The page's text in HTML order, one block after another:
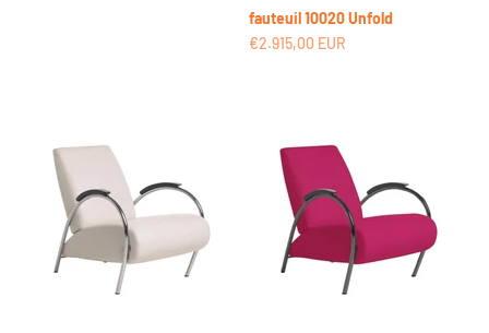
fauteuil 10020 Unfold
Aanbiedingsprijs
€2.915,00 EUR